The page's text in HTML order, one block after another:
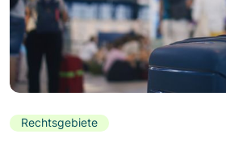
Rechtsgebiete